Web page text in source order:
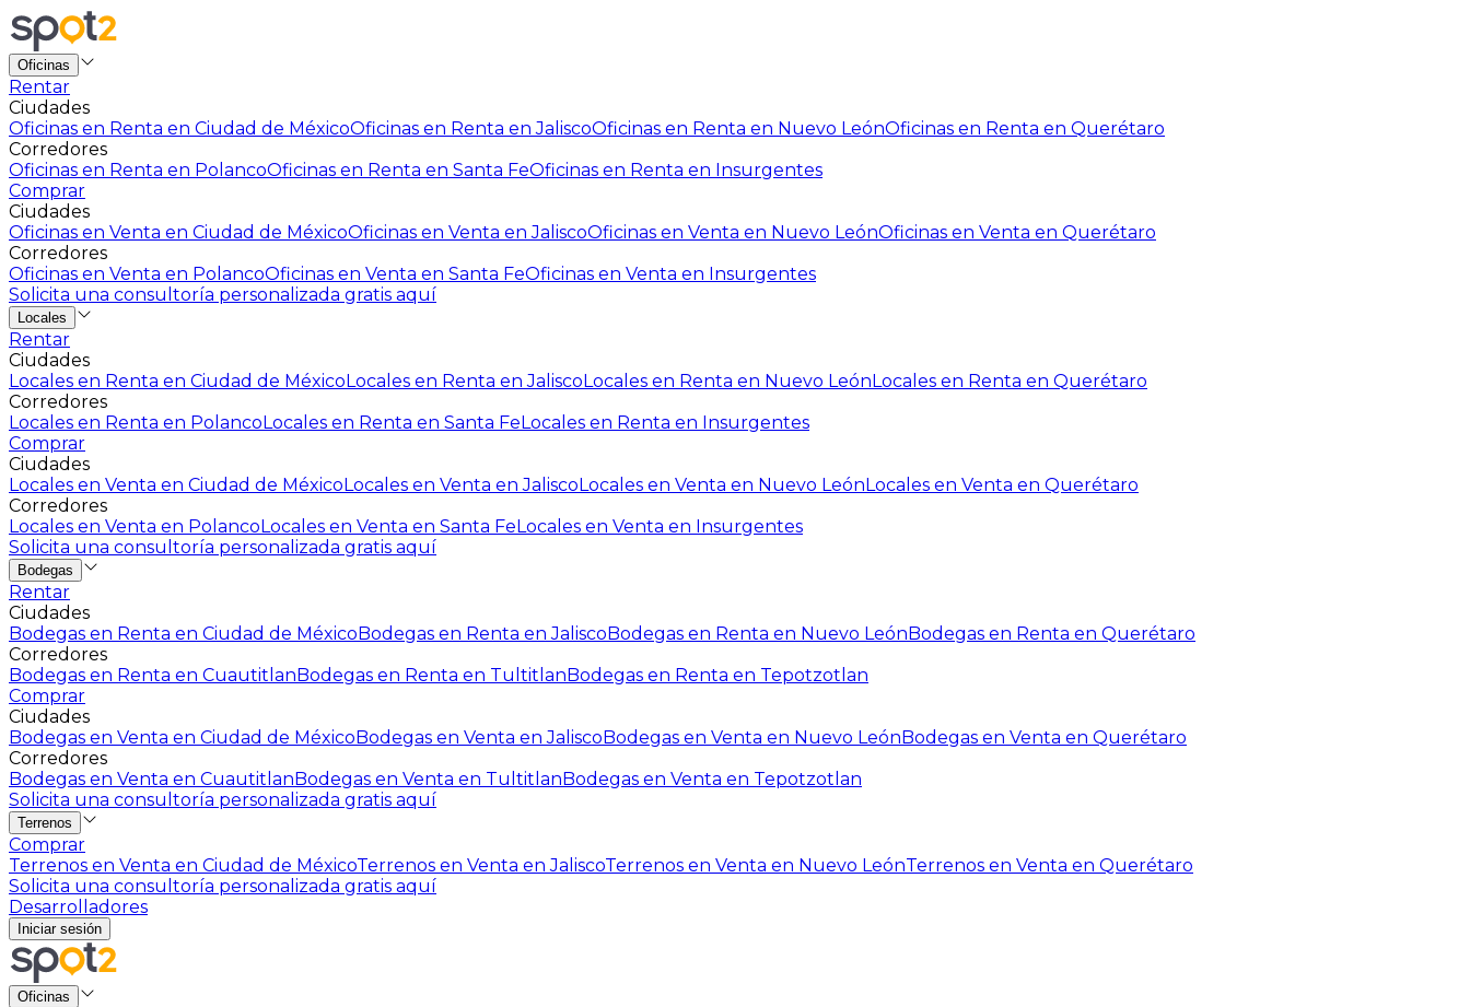
Oficinas
Rentar
Ciudades
Oficinas en Renta en Ciudad de MéxicoOficinas en Renta en JaliscoOficinas en Renta en Nuevo LeónOficinas en Renta en Querétaro
Corredores
Oficinas en Renta en PolancoOficinas en Renta en Santa FeOficinas en Renta en Insurgentes
Comprar
Ciudades
Oficinas en Venta en Ciudad de MéxicoOficinas en Venta en JaliscoOficinas en Venta en Nuevo LeónOficinas en Venta en Querétaro
Corredores
Oficinas en Venta en PolancoOficinas en Venta en Santa FeOficinas en Venta en Insurgentes
Solicita una consultoría personalizada gratis aquí
Locales
Rentar
Ciudades
Locales en Renta en Ciudad de MéxicoLocales en Renta en JaliscoLocales en Renta en Nuevo LeónLocales en Renta en Querétaro
Corredores
Locales en Renta en PolancoLocales en Renta en Santa FeLocales en Renta en Insurgentes
Comprar
Ciudades
Locales en Venta en Ciudad de MéxicoLocales en Venta en JaliscoLocales en Venta en Nuevo LeónLocales en Venta en Querétaro
Corredores
Locales en Venta en PolancoLocales en Venta en Santa FeLocales en Venta en Insurgentes
Solicita una consultoría personalizada gratis aquí
Bodegas
Rentar
Ciudades
Bodegas en Renta en Ciudad de MéxicoBodegas en Renta en JaliscoBodegas en Renta en Nuevo LeónBodegas en Renta en Querétaro
Corredores
Bodegas en Renta en CuautitlanBodegas en Renta en TultitlanBodegas en Renta en Tepotzotlan
Comprar
Ciudades
Bodegas en Venta en Ciudad de MéxicoBodegas en Venta en JaliscoBodegas en Venta en Nuevo LeónBodegas en Venta en Querétaro
Corredores
Bodegas en Venta en CuautitlanBodegas en Venta en TultitlanBodegas en Venta en Tepotzotlan
Solicita una consultoría personalizada gratis aquí
Terrenos
Comprar
Terrenos en Venta en Ciudad de MéxicoTerrenos en Venta en JaliscoTerrenos en Venta en Nuevo LeónTerrenos en Venta en Querétaro
Solicita una consultoría personalizada gratis aquí
Desarrolladores
Iniciar sesión
Oficinas